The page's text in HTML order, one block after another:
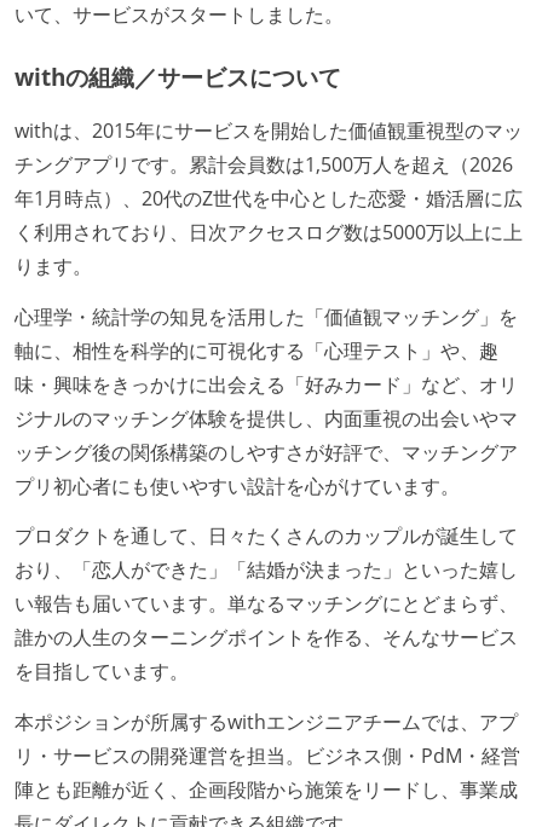
いて、サービスがスタートしました。
withの組織／サービスについて
withは、2015年にサービスを開始した価値観重視型のマッ
チングアプリです。累計会員数は1,500万人を超え（2026
年1月時点）、20代のZ世代を中心とした恋愛・婚活層に広
く利用されており、日次アクセスログ数は5000万以上に上
ります。
心理学・統計学の知見を活用した「価値観マッチング」を
軸に、相性を科学的に可視化する「心理テスト」や、趣
味・興味をきっかけに出会える「好みカード」など、オリ
ジナルのマッチング体験を提供し、内面重視の出会いやマ
ッチング後の関係構築のしやすさが好評で、マッチングア
プリ初心者にも使いやすい設計を心がけています。
プロダクトを通して、日々たくさんのカップルが誕生して
おり、「恋人ができた」「結婚が決まった」といった嬉し
い報告も届いています。単なるマッチングにとどまらず、
誰かの人生のターニングポイントを作る、そんなサービス
を目指しています。
本ポジションが所属するwithエンジニアチームでは、アプ
リ・サービスの開発運営を担当。ビジネス側・PdM・経営
陣とも距離が近く、企画段階から施策をリードし、事業成